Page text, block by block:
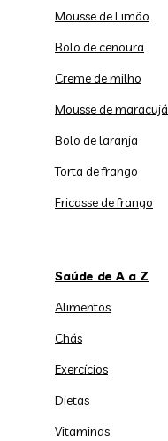
Mousse de Limão
Bolo de cenoura
Creme de milho
Mousse de maracujá
Bolo de laranja
Torta de frango
Fricasse de frango
Saúde de A a Z
Alimentos
Chás
Exercícios
Dietas
Vitaminas